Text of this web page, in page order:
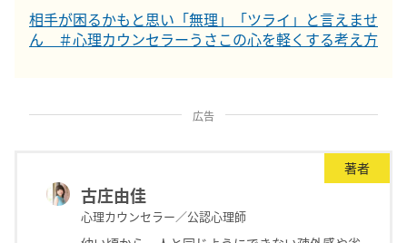
相手が困るかもと思い「無理」「ツライ」と言えませ
ん ＃心理カウンセラーうさこの心を軽くする考え方
広告
著者
古庄由佳
心理カウンセラー／公認心理師